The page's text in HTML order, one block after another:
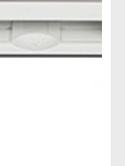
các doanh